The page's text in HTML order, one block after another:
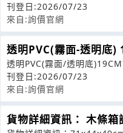
寸:66*28*52CM//
刊登日:2026/07/23
來自:詢價官網
透明PVC(霧面-透明底)
透明PVC(霧面/透明底
報價原東于客人他轉介紹
刊登日:2026/07/23
來自:詢價官網
貨物詳細資訊： 木條箱